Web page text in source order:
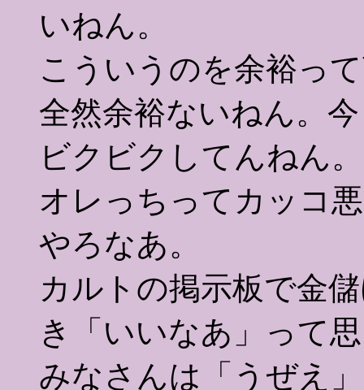
いねん。
こういうのを余裕っ
全然余裕ないねん。
ビクビクしてんねん。
オレっちってカッコ
やろなあ。
カルトの掲示板で金
き「いいなあ」って
みなさんは「うぜえ